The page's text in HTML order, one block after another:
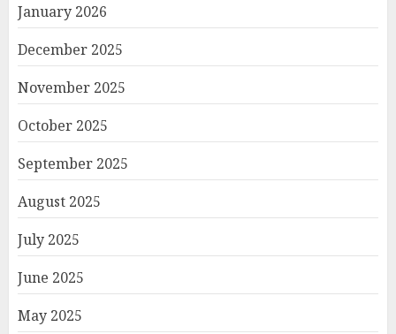
January 2026
December 2025
November 2025
October 2025
September 2025
August 2025
July 2025
June 2025
May 2025